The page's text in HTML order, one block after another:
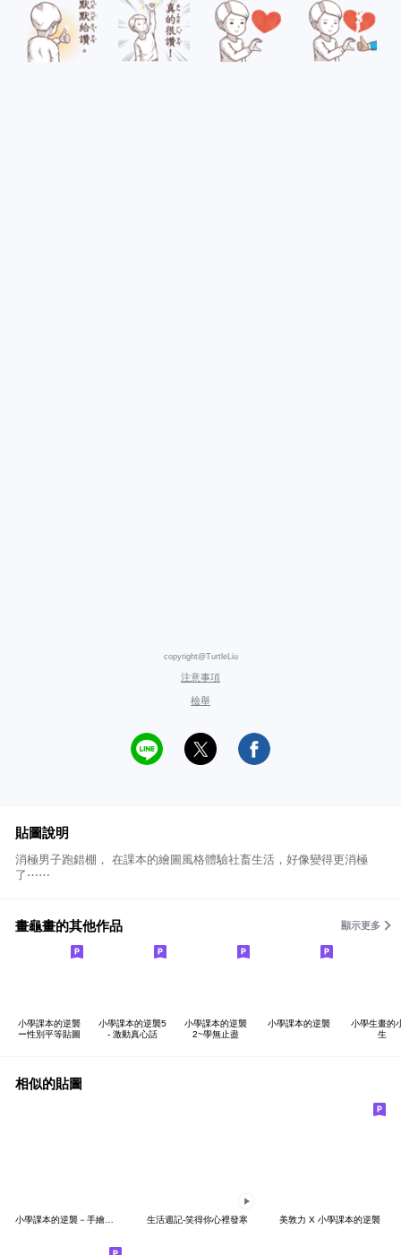
copyright@TurtleLiu
注意事項
檢舉
貼圖說明
消極男子跑錯棚， 在課本的繪圖風格體驗社畜生活，好像變得更消極
了⋯⋯
畫龜畫的其他作品 顯示更多
小學課本的逆襲
ー性別平等貼圖
小學課本的逆襲5
- 激動真心話
小學課本的逆襲
2~學無止盡
小學課本的逆襲
小學生畫的
生
相似的貼圖
小學課本的逆襲－手繪風大貼圖！ 生活週記-笑得你心裡發寒 美敦力 X 小學課本的逆襲